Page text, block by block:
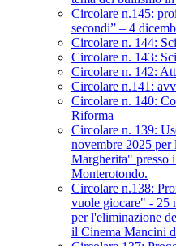
Circolare n.145:
secondi” – 4
Circolare n. 144:
Circolare n. 143:
Circolare n. 142:
Circolare n.141:
Circolare n. 140:
Riforma
Circolare n. 139:
novembre 2025
Margherita" presso
Monterotondo.
Circolare n.138:
vuole giocare" - 25
per l'eliminazione
il Cinema Mancini